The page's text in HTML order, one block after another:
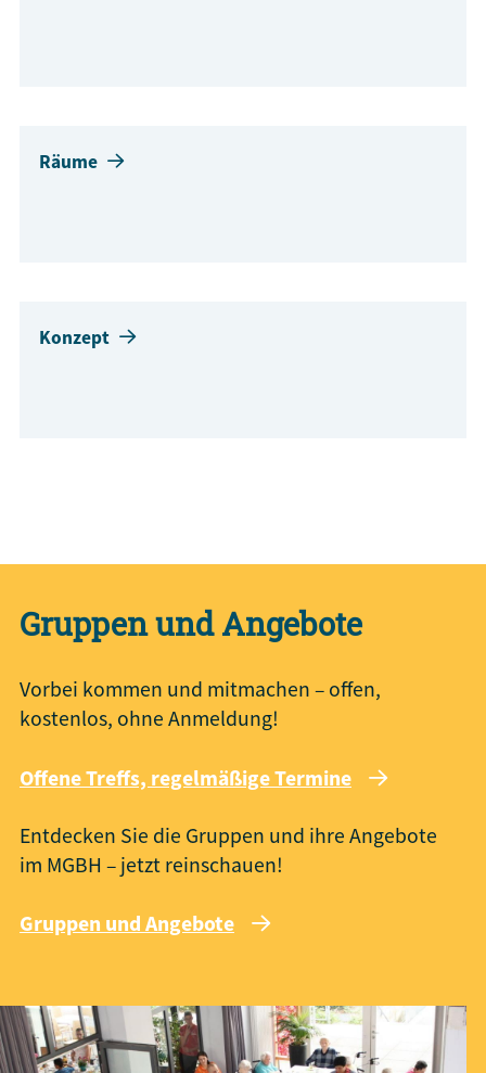
Räume
Konzept
Gruppen und Angebote
Vorbei kommen und mitmachen – offen,
kostenlos, ohne Anmeldung!
Offene Treffs, regelmäßige Termine
Entdecken Sie die Gruppen und ihre Angebote
im MGBH – jetzt reinschauen!
Gruppen und Angebote